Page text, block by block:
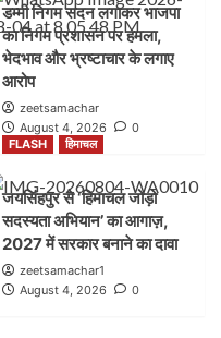
सदस्यता अभियान’ ने पकड़ी
की अपील
का निगम प्रशासन पर हमला,
आरोप
37 में 2000 गज की कथित
डम्मी निगम सदन लगाकर भाजपा
का निगम प्रशासन पर हमला,
भेदभाव और भ्रष्टाचार के लगाए
आरोप
zeetsamachar
August 4, 2026
0
FLASH हिमाचल
जयसिंहपुर से ‘हिमाचल जोड़ो
सदस्यता अभियान’ का आगाज़,
2027 में सरकार बनाने का दावा
zeetsamachar1
August 4, 2026
0